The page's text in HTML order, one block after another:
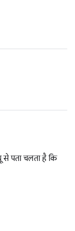
से पता चलता है कि